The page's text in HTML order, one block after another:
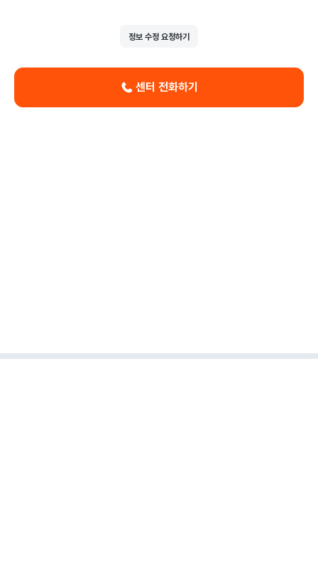
정보 수정 요청하기
센터 전화하기